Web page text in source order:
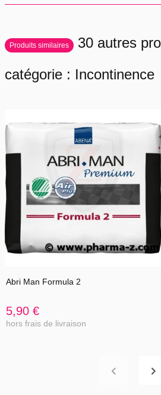
Produits similaires
30 autres
catégorie : Incontinence
Abri Man Formula 2
5,90 €
hors frais de livraison